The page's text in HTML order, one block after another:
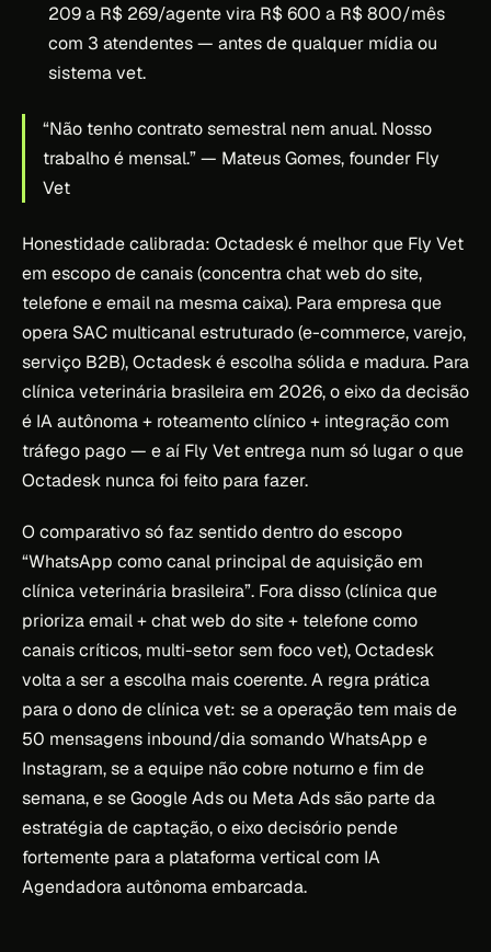
209 a R$ 269/agente vira R$ 600 a R$ 800/mês
com 3 atendentes — antes de qualquer mídia ou
sistema vet.
“Não tenho contrato semestral nem anual. Nosso
trabalho é mensal.”— Mateus Gomes, founder Fly
Vet
Honestidade calibrada: Octadesk é melhor que Fly Vet
em escopo de canais (concentra chat web do site,
telefone e email na mesma caixa). Para empresa que
opera SAC multicanal estruturado (e-commerce, varejo,
serviço B2B), Octadesk é escolha sólida e madura. Para
clínica veterinária brasileira em 2026, o eixo da decisão
é IA autônoma + roteamento clínico + integração com
tráfego pago — e aí Fly Vet entrega num só lugar o que
Octadesk nunca foi feito para fazer.
O comparativo só faz sentido dentro do escopo
“WhatsApp como canal principal de aquisição em
clínica veterinária brasileira”. Fora disso (clínica que
prioriza email + chat web do site + telefone como
canais críticos, multi-setor sem foco vet), Octadesk
volta a ser a escolha mais coerente. A regra prática
para o dono de clínica vet: se a operação tem mais de
50 mensagens inbound/dia somando WhatsApp e
Instagram, se a equipe não cobre noturno e fim de
semana, e se Google Ads ou Meta Ads são parte da
estratégia de captação, o eixo decisório pende
fortemente para a plataforma vertical com IA
Agendadora autônoma embarcada.